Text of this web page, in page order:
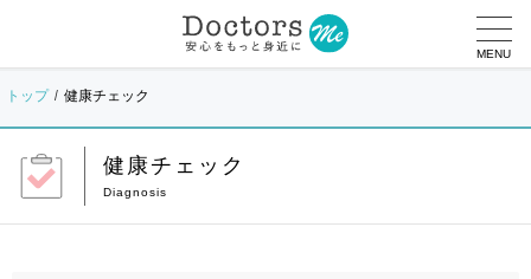
MENU
トップ 健康チェック
健康チェック